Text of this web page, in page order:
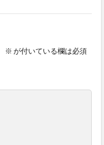
※ が付いている欄は必須